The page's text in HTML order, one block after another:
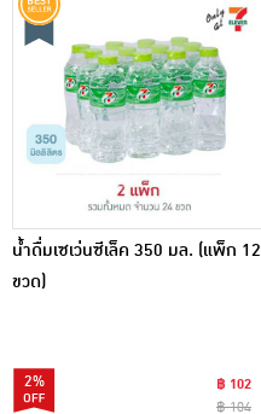
น้ำดื่มเซเว่นซีเล็ค 350 มล. (แพ็ก 12
ขวด)
2%
฿ 102
฿ 104